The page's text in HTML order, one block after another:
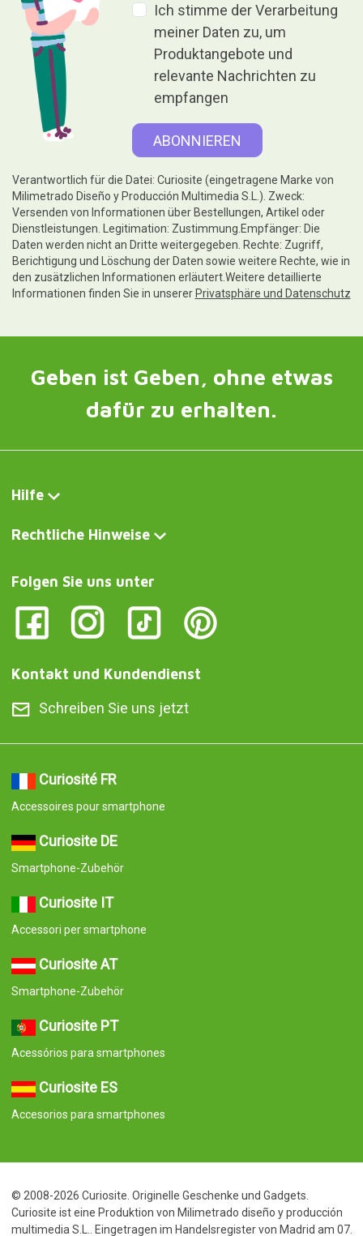
Ich stimme der Verarbeitung
meiner Daten zu, um
Produktangebote und
relevante Nachrichten zu
empfangen
Verantwortlich für die Datei: Curiosite (eingetragene Marke von
Milimetrado Diseño y Producción Multimedia S.L.). Zweck:
Versenden von Informationen über Bestellungen, Artikel oder
Dienstleistungen. Legitimation: Zustimmung.Empfänger: Die
Daten werden nicht an Dritte weitergegeben. Rechte: Zugriff,
Berichtigung und Löschung der Daten sowie weitere Rechte, wie in
den zusätzlichen Informationen erläutert.Weitere detaillierte
Informationen finden Sie in unserer Privatsphäre und Datenschutz
Geben ist Geben, ohne etwas
dafür zu erhalten.
Hilfe
Rechtliche Hinweise
Folgen Sie uns unter
Kontakt und Kundendienst
Schreiben Sie uns jetzt
Curiosité FR
Accessoires pour smartphone
Curiosite DE
Smartphone-Zubehör
Curiosite IT
Accessori per smartphone
Curiosite AT
Smartphone-Zubehör
Curiosite PT
Acessórios para smartphones
Curiosite ES
Accesorios para smartphones
© 2008-2026 Curiosite. Originelle Geschenke und Gadgets.
Curiosite ist eine Produktion von Milimetrado diseño y producción
multimedia S.L.. Eingetragen im Handelsregister von Madrid am 07.